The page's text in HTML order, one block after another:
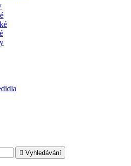
 Vyhledávání